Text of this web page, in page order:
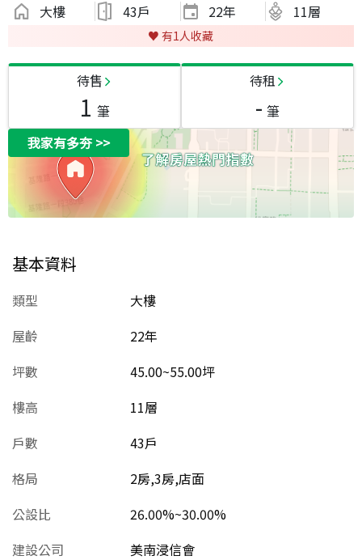
大樓 43戶 22年 11層
♥️ 有1 人收藏
待售
1 筆
待租
- 筆
我家有多夯>>
基本資料
類型
大樓
屋齡
22年
坪數
45.00~55.00坪
樓高
11層
戶數
43戶
格局
2房,3房,店面
公設比
26.00%~30.00%
建設公司
美南浸信會